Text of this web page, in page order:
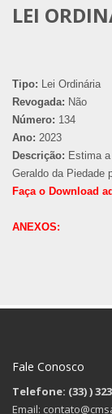
LEI
Tipo: Lei Ordinária
Revogada: Não
Número: 134
Ano: 2023
Descrição: Estima
Geraldo da Piedade
Faça o Download
ANEXOS:
Fale Conosco
Telefone: (33))
Email: